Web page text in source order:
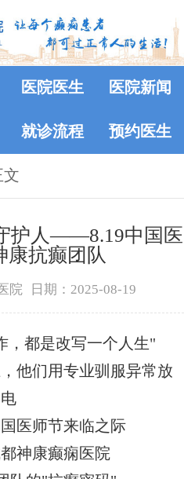
医院医生 医院新闻
就诊流程 预约医生
文
护人——8.19中国医
康抗癫团队
院 日期：2025-08-19
，都是改写一个人生"
他们用专业驯服异常放
电
医师节来临之际
神康癫痫医院